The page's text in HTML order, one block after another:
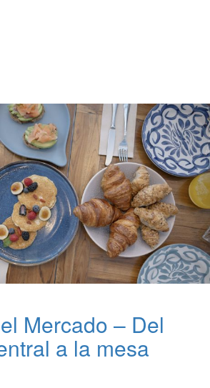
Mercado – Del
a la mesa